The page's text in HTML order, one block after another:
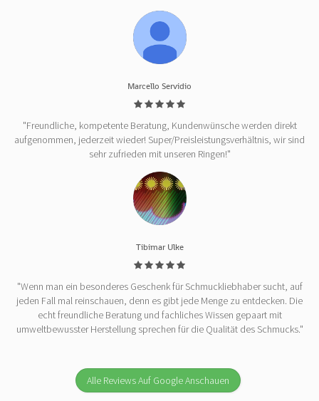
Marcello Servidio
"Freundliche, kompetente Beratung, Kundenwünsche werden direkt
aufgenommen, jederzeit wieder! Super/Preisleistungsverhältnis, wir sind
sehr zufrieden mit unseren Ringen!"
Tibimar Ulke
"Wenn man ein besonderes Geschenk für Schmuckliebhaber sucht, auf
jeden Fall mal reinschauen, denn es gibt jede Menge zu entdecken. Die
echt freundliche Beratung und fachliches Wissen gepaart mit
umweltbewusster Herstellung sprechen für die Qualität des Schmucks."
Alle Reviews Auf Google Anschauen